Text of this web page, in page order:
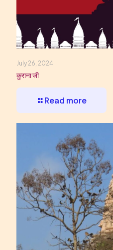
July 26, 2024
कुराना जी
Read more